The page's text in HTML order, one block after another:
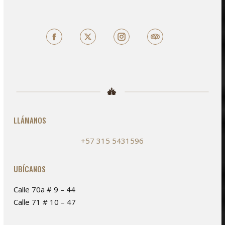
FacebookX TripAdvisor
LLÁMANOS
+57 315 5431596
UBÍCANOS
Calle 70a # 9 – 44
Calle 71 # 10 – 47